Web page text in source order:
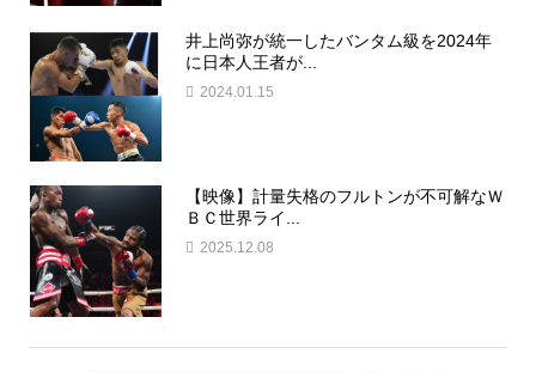
井上尚弥が統一したバンタム級を2024年
に日本人王者が...
2024.01.15
【映像】計量失格のフルトンが不可解なＷ
ＢＣ世界ライ...
2025.12.08